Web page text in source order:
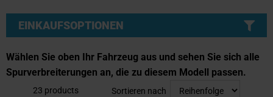
EINKAUFSOPTIONEN
Wählen Sie oben Ihr Fahrzeug aus und sehen Sie sich alle
Spurverbreiterungen an, die zu diesem Modell passen.
23 products Sortieren nach